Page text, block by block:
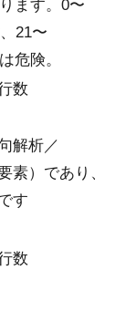
ます。0〜
21〜
危険。
数
解析／
素）であり、
す
数